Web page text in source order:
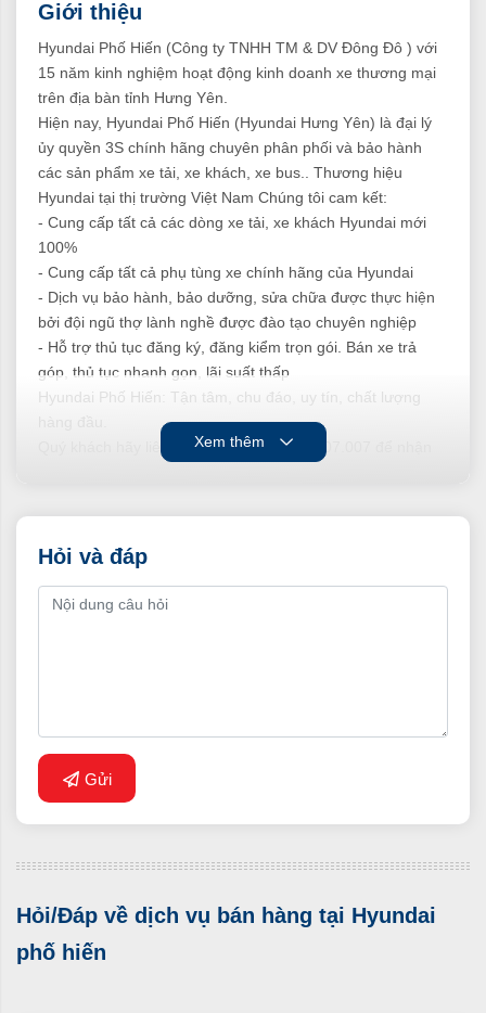
Giới thiệu
Hyundai Phố Hiến (Công ty TNHH TM & DV Đông Đô ) với
15 năm kinh nghiệm hoạt động kinh doanh xe thương mại
trên địa bàn tỉnh Hưng Yên.
Hiện nay, Hyundai Phố Hiến (Hyundai Hưng Yên) là đại lý
ủy quyền 3S chính hãng chuyên phân phối và bảo hành
các sản phẩm xe tải, xe khách, xe bus.. Thương hiệu
Hyundai tại thị trường Việt Nam Chúng tôi cam kết:
- Cung cấp tất cả các dòng xe tải, xe khách Hyundai mới
100%
- Cung cấp tất cả phụ tùng xe chính hãng của Hyundai
- Dịch vụ bảo hành, bảo dưỡng, sửa chữa được thực hiện
bởi đội ngũ thợ lành nghề được đào tạo chuyên nghiệp
- Hỗ trợ thủ tục đăng ký, đăng kiểm trọn gói. Bán xe trả
góp, thủ tục nhanh gọn, lãi suất thấp
Hyundai Phố Hiến: Tận tâm, chu đáo, uy tín, chất lượng
Quý khách hãy liên hệ đến hotline 0904.607.007 để nhận
Xem thêm
Hỏi và đáp
Gửi
Hỏi/Đáp về dịch vụ bán hàng tại Hyundai
phố hiến